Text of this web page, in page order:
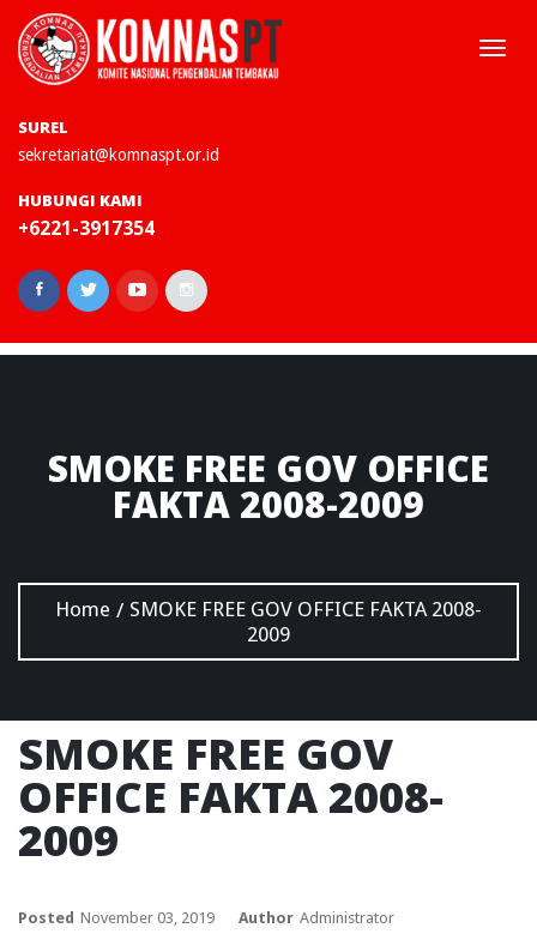
SUREL
sekretariat@komnaspt.or.id
HUBUNGI KAMI
+6221-3917354
SMOKE FREE GOV OFFICE
FAKTA 2008-2009
Home / SMOKE FREE GOV OFFICE FAKTA 2008-
2009
SMOKE FREE GOV
OFFICE FAKTA 2008-
2009
Posted November 03, 2019 Author Administrator